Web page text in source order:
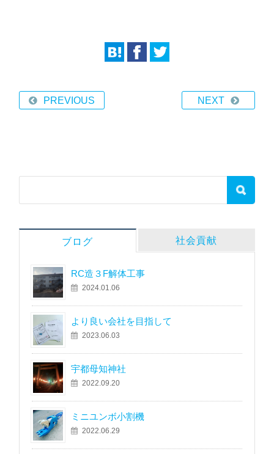
PREVIOUS NEXT
ブログ 社会貢献
RC造３F解体工事
2024.01.06
より良い会社を目指して
2023.06.03
宇都母知神社
2022.09.20
ミニユンボ小割機
2022.06.29